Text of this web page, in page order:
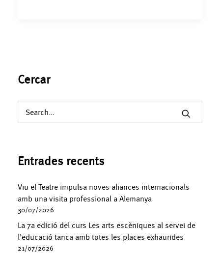
Cercar
Entrades recents
Viu el Teatre impulsa noves aliances internacionals
amb una visita professional a Alemanya
30/07/2026
La 7a edició del curs Les arts escèniques al servei de
l’educació tanca amb totes les places exhaurides
21/07/2026